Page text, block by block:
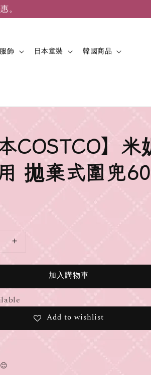
。
飾 日本童裝
韓國商品
本COSTCO】
拋棄式圍兜
加入購物車
Add to wishlist